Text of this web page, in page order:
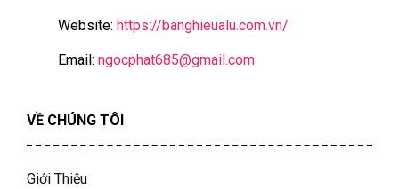
Website: https://banghieualu.com.vn/
Email: ngocphat685@gmail.com
VỀ CHÚNG TÔI
Giới Thiệu